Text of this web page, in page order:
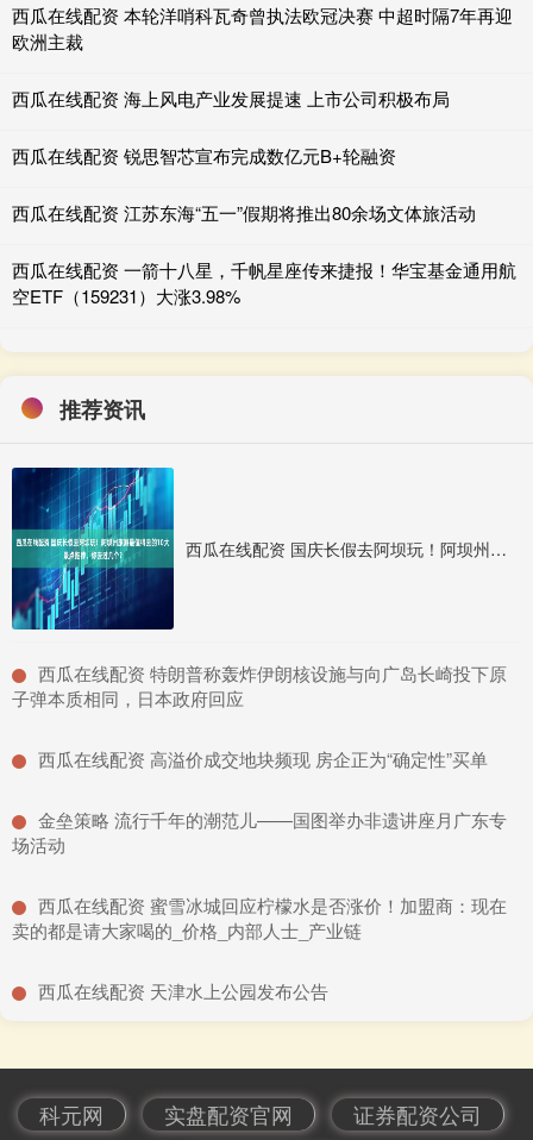
西瓜在线配资 本轮洋哨科瓦奇曾执法欧冠决赛 中超时隔7年再迎
欧洲主裁
西瓜在线配资 海上风电产业发展提速 上市公司积极布局
西瓜在线配资 锐思智芯宣布完成数亿元B+轮融资
西瓜在线配资 江苏东海“五一”假期将推出80余场文体旅活动
西瓜在线配资 一箭十八星，千帆星座传来捷报！华宝基金通用航
空ETF（159231）大涨3.98%
推荐资讯
西瓜在线配资 国庆长假去阿坝玩！阿坝州旅游最值得去的10大景点推荐，你去过几个？
​西瓜在线配资 特朗普称轰炸伊朗核设施与向广岛长崎投下原
子弹本质相同，日本政府回应
​西瓜在线配资 高溢价成交地块频现 房企正为“确定性”买单
​金垒策略 流行千年的潮范儿——国图举办非遗讲座月广东专
场活动
​西瓜在线配资 蜜雪冰城回应柠檬水是否涨价！加盟商：现在
卖的都是请大家喝的_价格_内部人士_产业链
​西瓜在线配资 天津水上公园发布公告
科元网 实盘配资官网 证券配资公司